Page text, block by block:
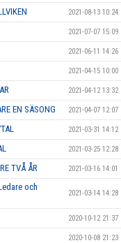
2021-08-13 10:24
2021-07-07 15:09
2021-06-11 14:26
2021-04-15 10:00
2021-04-12 13:32
EN SÄSONG 2021-04-07 12:07
2021-03-31 14:12
2021-03-25 12:28
TVÅ ÅR 2021-03-16 14:01
och
2021-03-14 14:28
2020-10-12 21:37
2020-10-08 21:23